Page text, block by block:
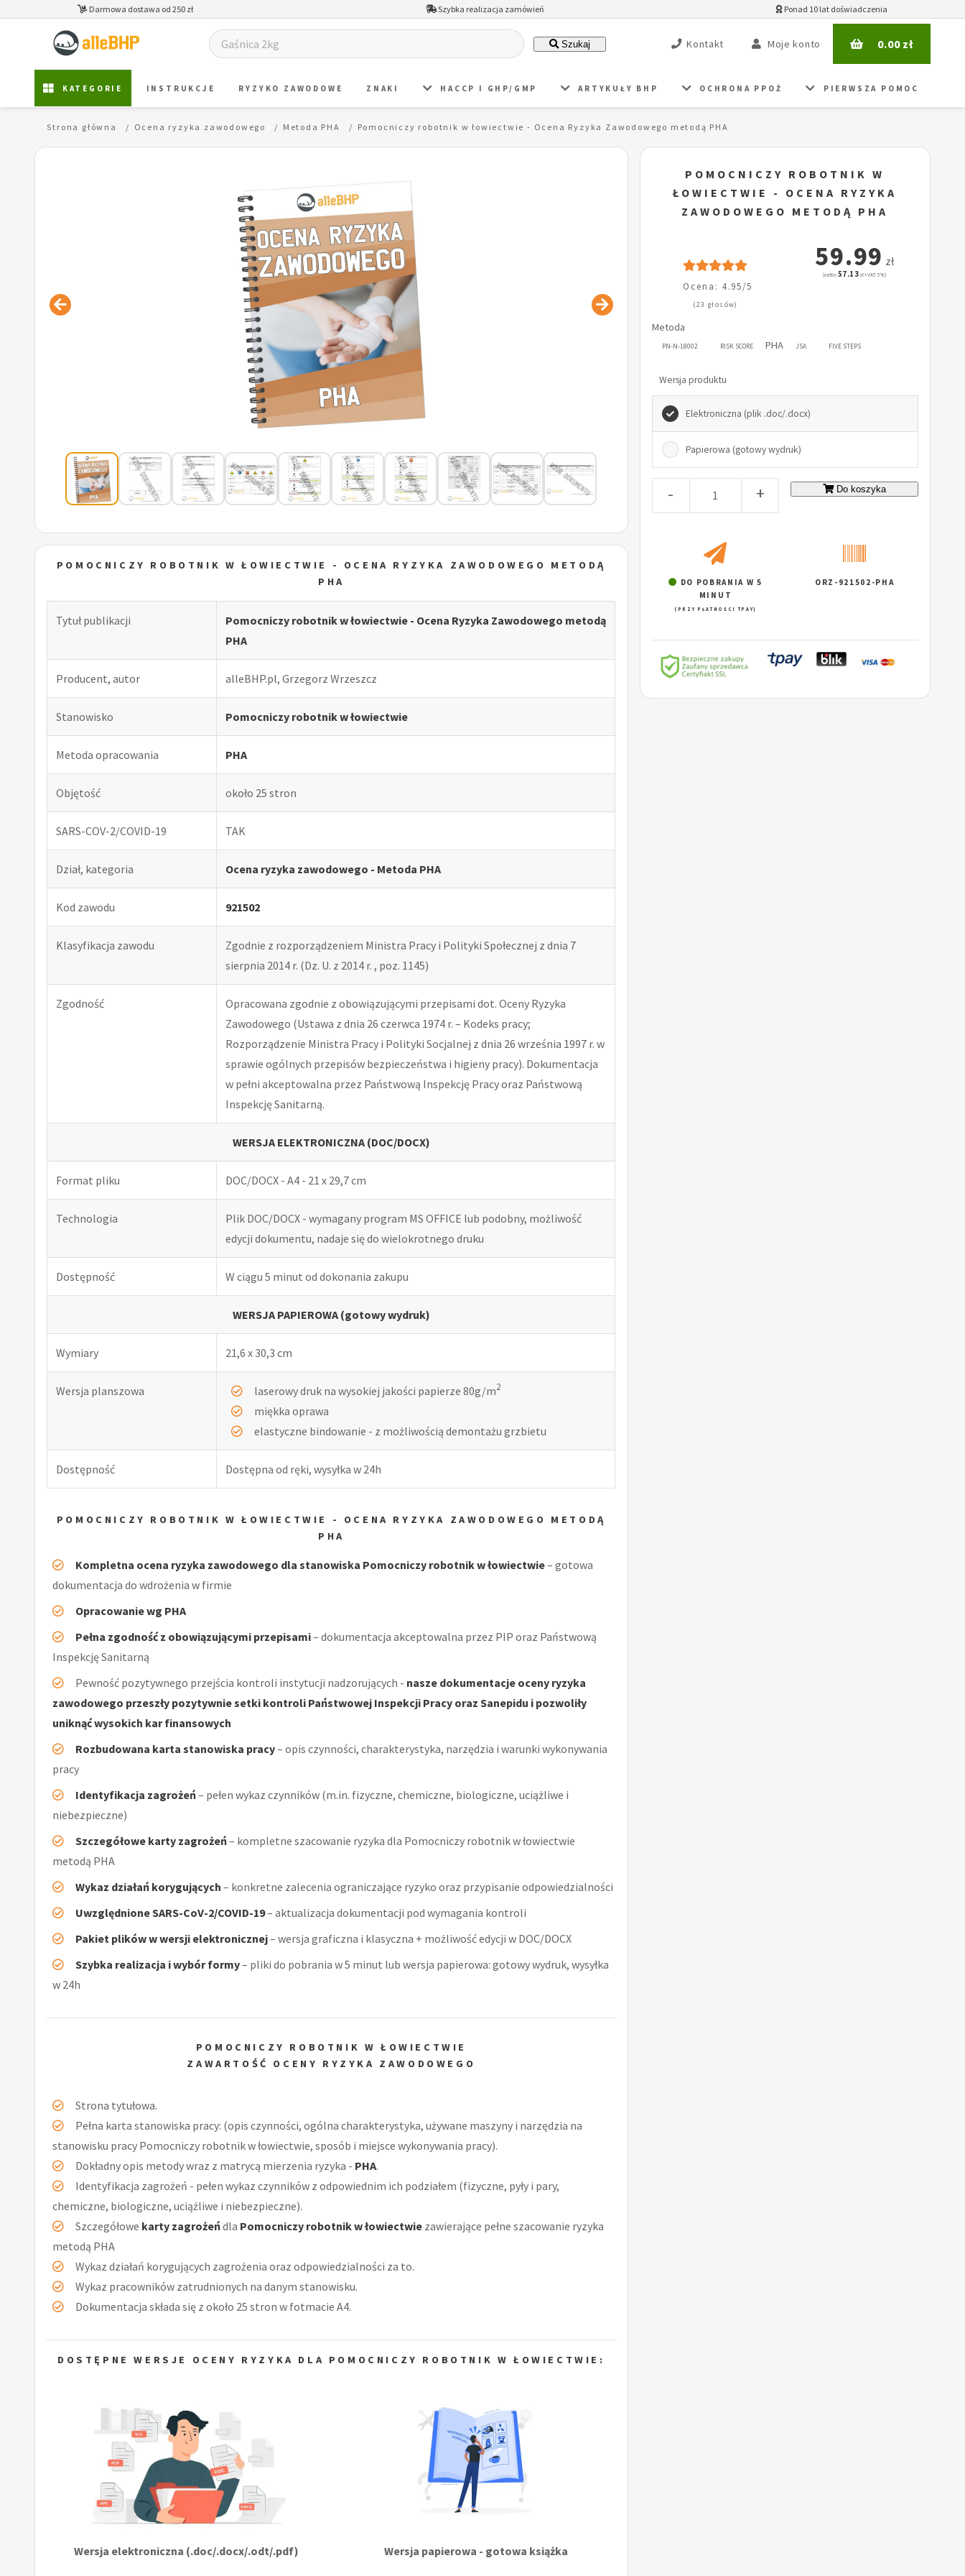
Darmowa dostawa od 250 zł Szybka realizacja zamówień Ponad 10 lat doświadczenia
Szukaj Kontakt Moje konto 0.00zł
KATEGORIE INSTRUKCJE RYZYKO ZAWODOWE ZNAKI HACCP I GHP/GMP ARTYKUŁY BHP OCHRONA PPOŻ PIERWSZA POMOC
Strona główna Ocena ryzyka zawodowego Metoda PHA Pomocniczy robotnik w łowiectwie - Ocena Ryzyka Zawodowego metodą PHA
POMOCNICZY ROBOTNIK W ŁOWIECTWIE - OCENA RYZYKA ZAWODOWEGO METODĄ
PHA
Tytuł publikacji
Pomocniczy robotnik w łowiectwie - Ocena Ryzyka Zawodowego metodą
PHA
Producent, autor alleBHP.pl, Grzegorz Wrzeszcz
Stanowisko Pomocniczy robotnik w łowiectwie
Metoda opracowania PHA
Objętość około 25 stron
SARS-COV-2/COVID-19 TAK
Dział, kategoria Ocena ryzyka zawodowego - Metoda PHA
Kod zawodu 921502
Klasyfikacja zawodu
Zgodnie z rozporządzeniem Ministra Pracy i Polityki Społecznej z dnia 7
sierpnia 2014 r. (Dz. U. z 2014 r. , poz. 1145)
Zgodność
Opracowana zgodnie z obowiązującymi przepisami dot. Oceny Ryzyka
Zawodowego (Ustawa z dnia 26 czerwca 1974 r. – Kodeks pracy;
Rozporządzenie Ministra Pracy i Polityki Socjalnej z dnia 26 września 1997 r. w
sprawie ogólnych przepisów bezpieczeństwa i higieny pracy). Dokumentacja
w pełni akceptowalna przez Państwową Inspekcję Pracy oraz Państwową
Inspekcję Sanitarną.
WERSJA ELEKTRONICZNA (DOC/DOCX)
Format pliku DOC/DOCX - A4 - 21 x 29,7 cm
Technologia
Plik DOC/DOCX - wymagany program MS OFFICE lub podobny, możliwość
edycji dokumentu, nadaje się do wielokrotnego druku
Dostępność W ciągu 5 minut od dokonania zakupu
WERSJA PAPIEROWA (gotowy wydruk)
Wymiary 21,6 x 30,3 cm
Wersja planszowa laserowy druk na wysokiej jakości papierze 80g/m2
miękka oprawa
elastyczne bindowanie - z możliwością demontażu grzbietu
Dostępność Dostępna od ręki, wysyłka w 24h
POMOCNICZY ROBOTNIK W ŁOWIECTWIE - OCENA RYZYKA ZAWODOWEGO METODĄ
PHA
Kompletna ocena ryzyka zawodowego dla stanowiska Pomocniczy robotnik w łowiectwie– gotowa
dokumentacja do wdrożenia w firmie
Opracowanie wg PHA
Pełna zgodność z obowiązującymi przepisami– dokumentacja akceptowalna przez PIP oraz Państwową
Inspekcję Sanitarną
Pewność pozytywnego przejścia kontroli instytucji nadzorujących - nasze dokumentacje oceny ryzyka
zawodowego przeszły pozytywnie setki kontroli Państwowej Inspekcji Pracy oraz Sanepidu i pozwoliły
uniknąć wysokich kar finansowych
Rozbudowana karta stanowiska pracy– opis czynności, charakterystyka, narzędzia i warunki wykonywania
pracy
Identyfikacja zagrożeń– pełen wykaz czynników (m.in. fizyczne, chemiczne, biologiczne, uciążliwe i
niebezpieczne)
Szczegółowe karty zagrożeń– kompletne szacowanie ryzyka dla Pomocniczy robotnik w łowiectwie
metodą PHA
Wykaz działań korygujących – konkretne zalecenia ograniczające ryzyko oraz przypisanie odpowiedzialności
Uwzględnione SARS-CoV-2/COVID-19– aktualizacja dokumentacji pod wymagania kontroli
Pakiet plików w wersji elektronicznej– wersja graficzna i klasyczna + możliwość edycji w DOC/DOCX
Szybka realizacja i wybór formy– pliki do pobrania w 5 minut lub wersja papierowa: gotowy wydruk, wysyłka
w 24h
POMOCNICZY ROBOTNIK W ŁOWIECTWIE
ZAWARTOŚĆ OCENY RYZYKA ZAWODOWEGO
Strona tytułowa.
Pełna karta stanowiska pracy: (opis czynności, ogólna charakterystyka, używane maszyny i narzędzia na
stanowisku pracy Pomocniczy robotnik w łowiectwie, sposób i miejsce wykonywania pracy).
Dokładny opis metody wraz z matrycą mierzenia ryzyka - PHA.
Identyfikacja zagrożeń - pełen wykaz czynników z odpowiednim ich podziałem (fizyczne, pyły i pary,
chemiczne, biologiczne, uciążliwe i niebezpieczne).
Szczegółowe karty zagrożeńdla Pomocniczy robotnik w łowiectwie zawierające pełne szacowanie ryzyka
metodą PHA
Wykaz działań korygujących zagrożenia oraz odpowiedzialności za to.
Wykaz pracowników zatrudnionych na danym stanowisku.
Dokumentacja składa się z około 25 stron w fotmacie A4.
DOSTĘPNE WERSJE OCENY RYZYKA DLA POMOCNICZY ROBOTNIK W ŁOWIECTWIE:
Wersja elektroniczna (.doc/.docx/.odt/.pdf) Wersja papierowa - gotowa książka
POMOCNICZY ROBOTNIK W
ŁOWIECTWIE - OCENA RYZYKA
ZAWODOWEGO METODĄ PHA
Ocena: 4.95/5
(23 głosów)
59.99 zł
(netto:57.13 zł + VAT: 5%)
Metoda
PN-N-18002 RISK SCORE PHA JSA FIVE STEPS
Wersja produktu
Elektroniczna (plik .doc/.docx)
Papierowa (gotowy wydruk)
- + Do koszyka
DO POBRANIA W 5
MINUT
(PRZY PŁATNOŚCI TPAY)
ORZ-921502-PHA